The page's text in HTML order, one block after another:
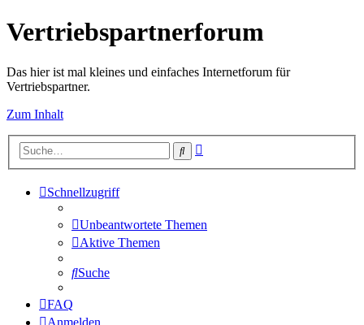
Vertriebspartnerforum
Das hier ist mal kleines und einfaches Internetforum für
Vertriebspartner.
Zum Inhalt
Suche
Schnellzugriff
Unbeantwortete Themen
Aktive Themen
Suche
FAQ